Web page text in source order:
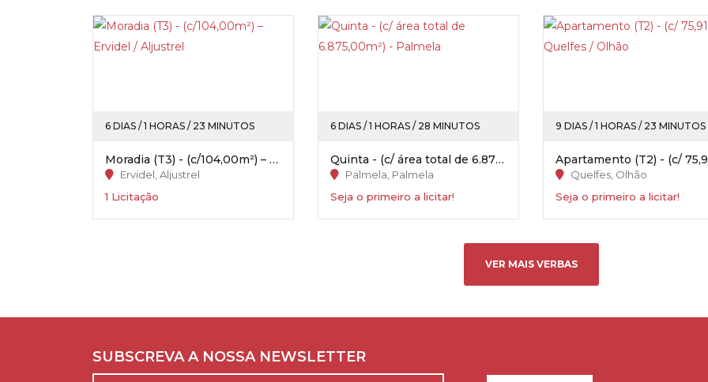
6 DIAS / 1 HORAS / 23 MINUTOS
Moradia (T3) - (c/104,00m²) – Ervidel / Aljustrel
Ervidel, Aljustrel
1 Licitação
6 DIAS / 1 HORAS / 28 MINUTOS
Quinta - (c/ área total de 6.875,00m²) - Palmela
Palmela, Palmela
Seja o primeiro a licitar!
9 DIAS / 1 HORAS / 23 MINUTOS
Quelfes, Olhão
Seja o primeiro a licitar!
VER MAIS VERBAS
SUBSCREVA A NOSSA NEWSLETTER